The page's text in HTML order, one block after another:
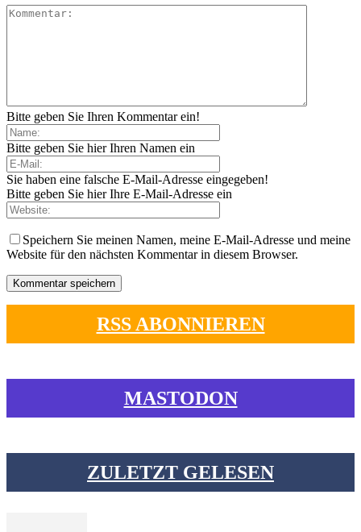
Bitte geben Sie Ihren Kommentar ein!
Bitte geben Sie hier Ihren Namen ein
Sie haben eine falsche E-Mail-Adresse eingegeben!
Bitte geben Sie hier Ihre E-Mail-Adresse ein
Speichern Sie meinen Namen, meine E-Mail-Adresse und meine
Website für den nächsten Kommentar in diesem Browser.
RSS ABONNIEREN
MASTODON
ZULETZT GELESEN